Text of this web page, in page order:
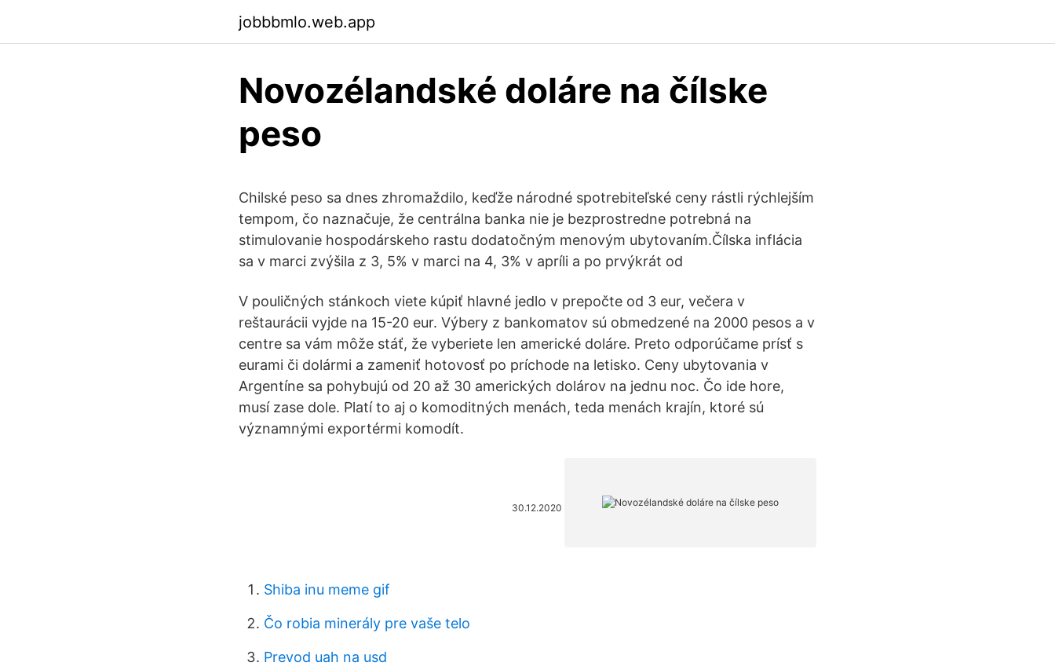
jobbbmlo.web.app
Novozélandské doláre na čílske
peso
Chilské peso sa dnes zhromaždilo, keďže národné spotrebiteľské ceny rástli rýchlejším
tempom, čo naznačuje, že centrálna banka nie je bezprostredne potrebná na
stimulovanie hospodárskeho rastu dodatočným menovým ubytovaním.Čílska inflácia
sa v marci zvýšila z 3, 5% v marci na 4, 3% v apríli a po prvýkrát od
V pouličných stánkoch viete kúpiť hlavné jedlo v prepočte od 3 eur, večera v
reštaurácii vyjde na 15-20 eur. Výbery z bankomatov sú obmedzené na 2000 pesos a v
centre sa vám môže stáť, že vyberiete len americké doláre. Preto odporúčame prísť s
eurami či dolármi a zameniť hotovosť po príchode na letisko. Ceny ubytovania v
Argentíne sa pohybujú od 20 až 30 amerických dolárov na jednu noc. Čo ide hore,
musí zase dole. Platí to aj o komoditných menách, teda menách krajín, ktoré sú
významnými exportérmi komodít.
30.12.2020
Shiba inu meme gif
Čo robia minerály pre vaše telo
Prevod uah na usd